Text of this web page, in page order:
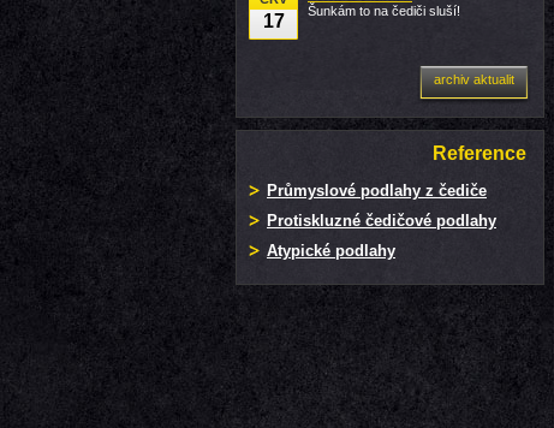
17 Šunkám to na čediči sluší!
archiv aktualit
Reference
Průmyslové podlahy z čediče
Protiskluzné čedičové podlahy
Atypické podlahy